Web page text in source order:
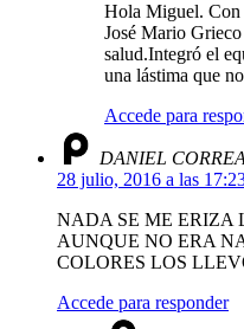
Hola Miguel. Con
José Mario
salud.Integró el
una lástima que
Accede para
DANIEL CORREA
28 julio, 2016 a las
NADA SE ME ERIZA
AUNQUE NO ERA
COLORES LOS
Accede para responder